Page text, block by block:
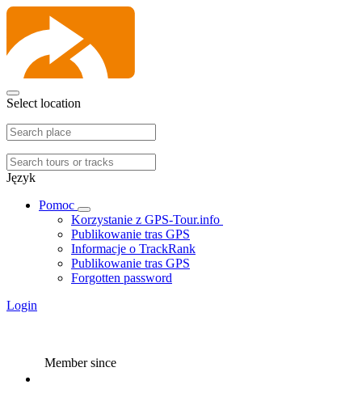
Select location
Język
Pomoc
Korzystanie z GPS-Tour.info
Publikowanie tras GPS
Informacje o TrackRank
Publikowanie tras GPS
Forgotten password
Login
Member since